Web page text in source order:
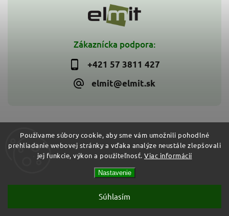
Používame súbory cookie, aby sme vám umožnili pohodlné
prehliadanie webovej stránky a vďaka analýze neustále zlepšovali
jej funkcie, výkon a použiteľnosť. Viac informácií
Nastavenie
Súhlasím
Zákaznícka podpora:
+421 57 3811 427
elmit@elmit.sk
Copyright 2026ELMIT - Elektroinštalačný materiál, svietidlá.
Všetky práva vyhradené.
Shoptet| Design